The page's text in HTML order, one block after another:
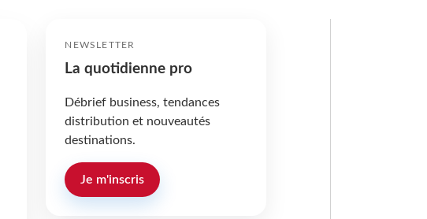
NEWSLETTER
La quotidienne pro
Débrief business, tendances
distribution et nouveautés
destinations.
Je m'inscris